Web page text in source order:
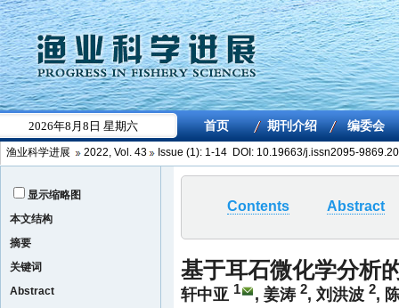
渔业科学进展 2022, Vol. 43 Issue (1): 1-14 DOI: 10.19663/j.issn2095-
显示缩略图
本文结构
摘要
关键词
Abstract
Contents Abstract
基于耳石微化学分析
轩中亚 1 , 姜涛 2, 刘洪波 2,